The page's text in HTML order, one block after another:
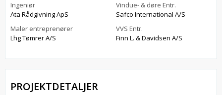
Ingeniør
Ata Rådgivning ApS
Maler entreprenører
Lhg Tømrer A/S
Vindue- & døre Entr.
Safco International A/S
VVS Entr.
Finn L. & Davidsen A/S
PROJEKTDETALJER